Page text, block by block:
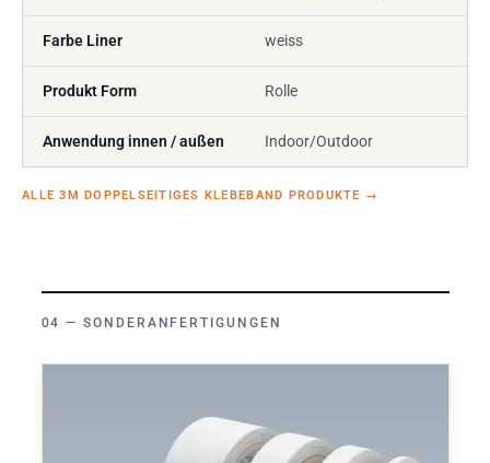
Farbe Liner weiss
Produkt Form Rolle
Anwendung innen / außen Indoor/Outdoor
ALLE 3M DOPPELSEITIGES KLEBEBAND PRODUKTE →
SONDERANFERTIGUNGEN